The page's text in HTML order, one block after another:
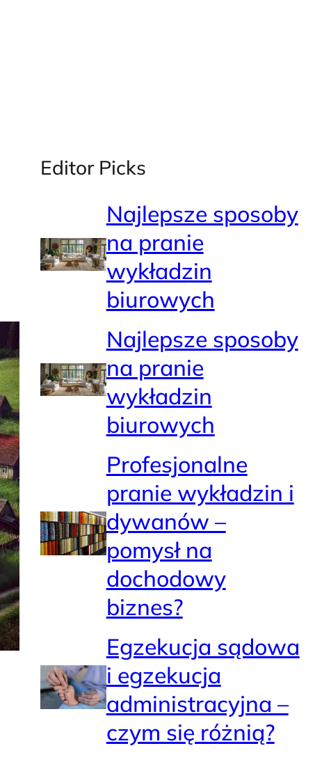
Editor Picks
Najlepsze sposoby
na pranie
wykładzin
biurowych
Najlepsze sposoby
na pranie
wykładzin
biurowych
Profesjonalne
pranie wykładzin i
dywanów –
pomysł na
dochodowy
biznes?
Egzekucja sądowa
i egzekucja
administracyjna –
czym się różnią?